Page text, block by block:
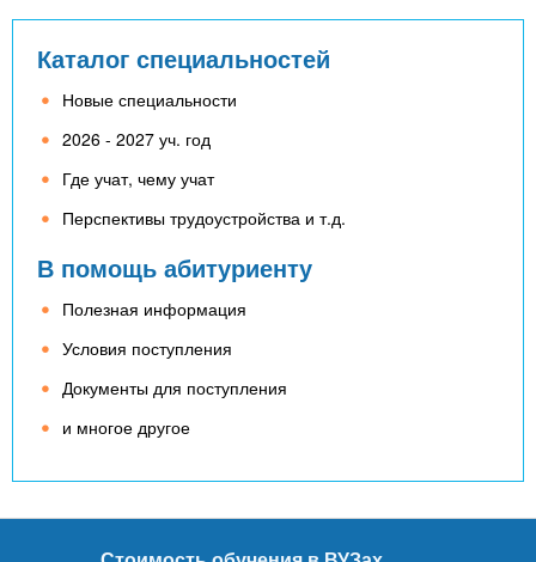
Каталог специальностей
Новые специальности
2026 - 2027 уч. год
Где учат, чему учат
Перспективы трудоустройства и т.д.
В помощь абитуриенту
Полезная информация
Условия поступления
Документы для поступления
и многое другое